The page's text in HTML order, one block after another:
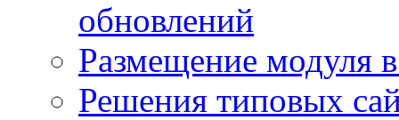
обновлений
Размещение модуля
Решения типовых